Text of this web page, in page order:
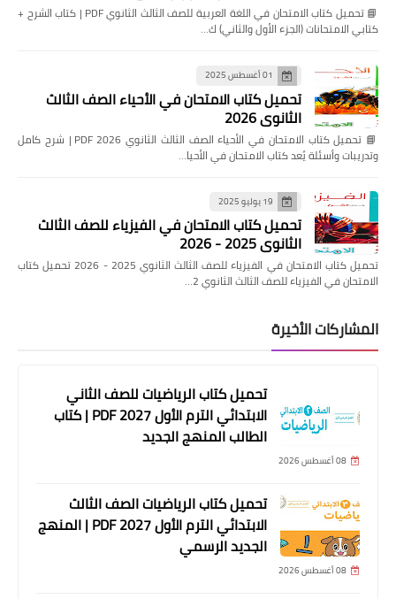
📘 تحميل كتاب الامتحان في اللغة العربية للصف الثالث الثانوي PDF | كتاب الشرح +
كتابي الامتحانات (الجزء الأول والثاني) ك…
01 أغسطس 2025
تحميل كتاب الامتحان في الأحياء الصف الثالث
الثانوي 2026
📘 تحميل كتاب الامتحان في الأحياء الصف الثالث الثانوي 2026 PDF | شرح كامل
وتدريبات وأسئلة يُعد كتاب الامتحان في الأحيا…
19 يوليو 2025
تحميل كتاب الامتحان في الفيزياء للصف الثالث
الثانوي 2025 - 2026
تحميل كتاب الامتحان في الفيزياء للصف الثالث الثانوي 2025 - 2026 تحميل كتاب
الامتحان في الفيزياء للصف الثالث الثانوي 2…
المشاركات الأخيرة
تحميل كتاب الرياضيات للصف الثاني
الابتدائي الترم الأول 2027 PDF | كتاب
الطالب المنهج الجديد
08 أغسطس 2026
تحميل كتاب الرياضيات الصف الثالث
الابتدائي الترم الأول 2027 PDF | المنهج
الجديد الرسمي
08 أغسطس 2026